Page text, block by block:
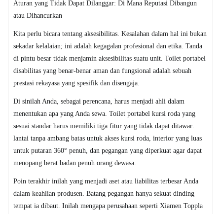
Aturan yang Tidak Dapat Dilanggar: Di Mana Reputasi Dibangun
atau Dihancurkan
Kita perlu bicara tentang aksesibilitas. Kesalahan dalam hal ini bukan
sekadar kelalaian; ini adalah kegagalan profesional dan etika. Tanda
di pintu besar tidak menjamin aksesibilitas suatu unit. Toilet portabel
disabilitas yang benar-benar aman dan fungsional adalah sebuah
prestasi rekayasa yang spesifik dan disengaja.
Di sinilah Anda, sebagai perencana, harus menjadi ahli dalam
menentukan apa yang Anda sewa. Toilet portabel kursi roda yang
sesuai standar harus memiliki tiga fitur yang tidak dapat ditawar:
lantai tanpa ambang batas untuk akses kursi roda, interior yang luas
untuk putaran 360° penuh, dan pegangan yang diperkuat agar dapat
menopang berat badan penuh orang dewasa.
Poin terakhir inilah yang menjadi aset atau liabilitas terbesar Anda
dalam keahlian produsen. Batang pegangan hanya sekuat dinding
tempat ia dibaut. Inilah mengapa perusahaan seperti Xiamen Toppla